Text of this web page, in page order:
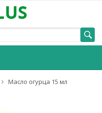
Масло огурца 15 мл